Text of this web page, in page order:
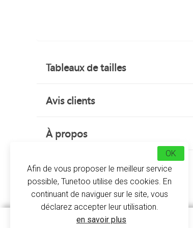
Tableaux de tailles
Avis clients
À propos
En attendant qu’on puisse vous
C’est pour cela que Tunetoo pense à
Afin de vous proposer le meilleur service
possible, Tunetoo utilise des cookies. En
continuant de naviguer sur le site, vous
déclarez accepter leur utilisation.
en savoir plus
OK